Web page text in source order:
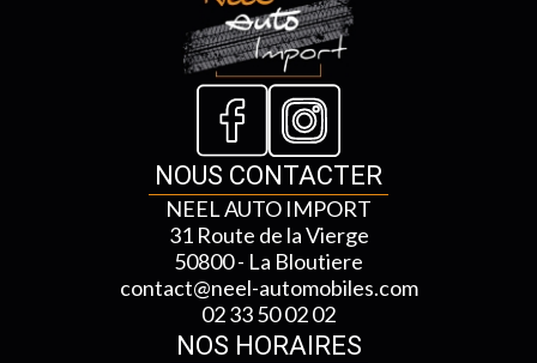
NOUS CONTACTER
NEEL AUTO IMPORT
31 Route de la Vierge
50800 - La Bloutiere
contact@neel-automobiles.com
02 33 50 02 02
NOS HORAIRES